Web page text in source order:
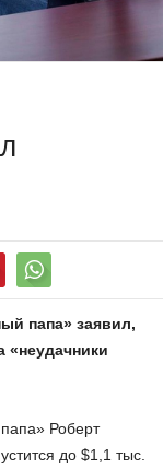
папа» заявил,
«неудачники
Роберт
до $1,1 тыс.